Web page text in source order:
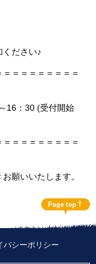
ださい♪
＝＝＝＝＝＝＝＝
：30 (受付開始
＝ ＝ ＝ ＝ ＝ ＝ ＝ ＝ ＝
お願いいたします。
バシーポリシー